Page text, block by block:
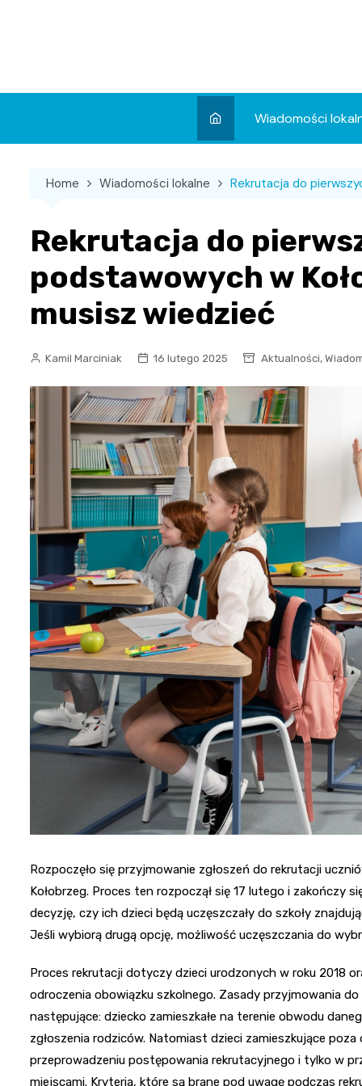
Wiadomości
Wydarzenia
Sport
Home Wiadomości lokalne Rekrutacja do
Rekrutacja do
podstawowych w
musisz wiedzieć
Kamil Marciniak 16 lutego 2025 Aktualności,
Rozpoczęło się przyjmowanie zgłoszeń do rekrutacji
Kołobrzeg. Proces ten rozpoczął się 17 lutego i zakończy
decyzję, czy ich dzieci będą uczęszczały do szkoły
Jeśli wybiorą drugą opcję, możliwość uczęszczania do
Proces rekrutacji dotyczy dzieci urodzonych w roku 2018
odroczenia obowiązku szkolnego. Zasady przyjmowania
następujące: dziecko zamieszkałe na terenie obwodu
zgłoszenia rodziców. Natomiast dzieci zamieszkujące
przeprowadzeniu postępowania rekrutacyjnego i tylko w
miejscami. Kryteria, które są brane pod uwagę podczas